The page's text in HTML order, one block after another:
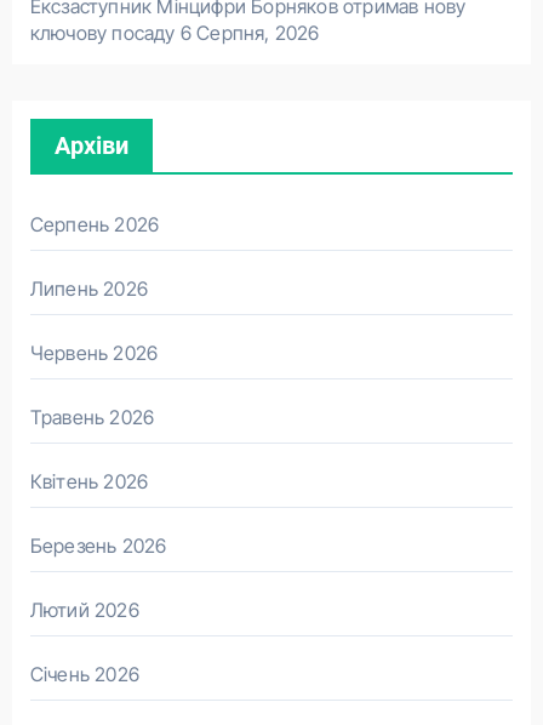
Ексзаступник Мінцифри Борняков отримав нову
ключову посаду 6 Серпня, 2026
Архіви
Серпень 2026
Липень 2026
Червень 2026
Травень 2026
Квітень 2026
Березень 2026
Лютий 2026
Січень 2026